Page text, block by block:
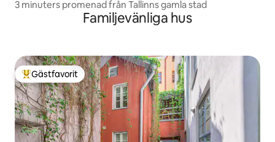
3 minuters promenad från Tallinns gamla stad
Familjevänliga hus
Populär gästfavorit
Gästfavorit